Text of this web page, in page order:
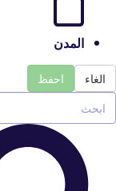
المدن
الغاء احفظ